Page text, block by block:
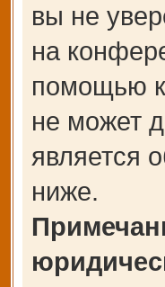
вы не
на
помощью к
не может
является
ниже.